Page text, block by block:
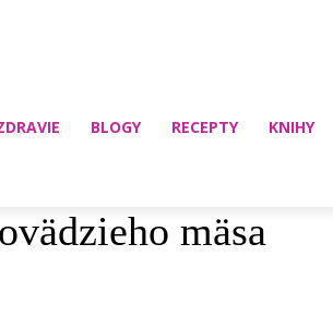
BLOGY RECEPTY KNIHY
mäsa